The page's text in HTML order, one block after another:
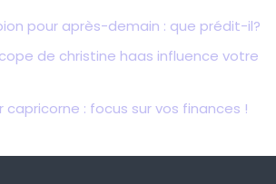
pour après-demain : que prédit-il?
de christine haas influence votre
capricorne : focus sur vos finances !